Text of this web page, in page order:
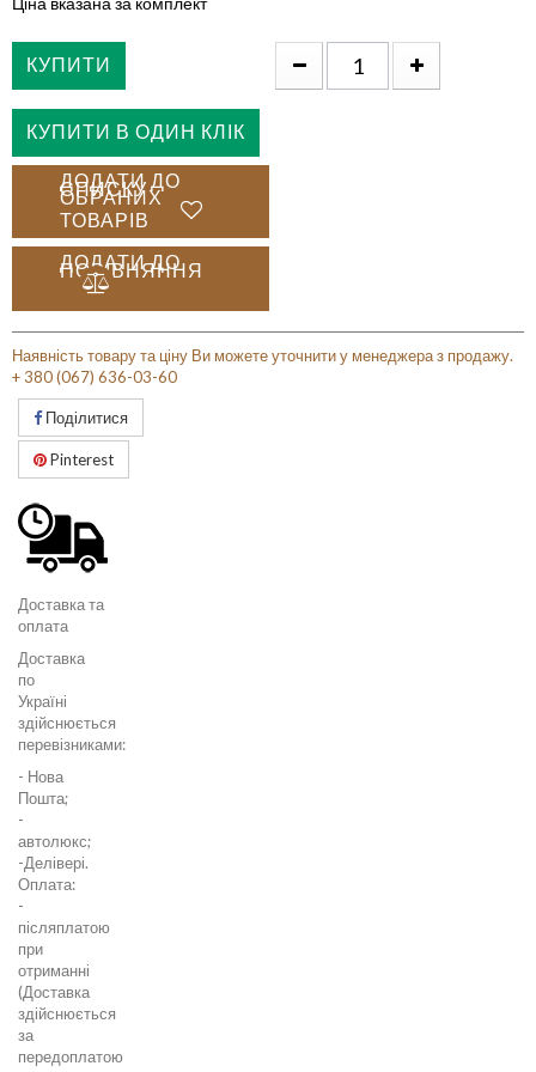
КУПИТИ
КУПИТИ В ОДИН КЛІК
ДОДАТИ ДО
СПИСКУ
ОБРАНИХ
ТОВАРІВ
ДОДАТИ ДО
ПОРІВНЯННЯ
Наявність товару та ціну Ви можете уточнити у менеджера з продажу.
+ 380 (067) 636-03-60
Поділитися
Pinterest
Доставка та
оплата
Доставка
по
Україні
здійснюється
перевізниками:
- Нова
Пошта;
-
автолюкс;
-Делівері.
Оплата:
-
післяплатою
при
отриманні
(Доставка
здійснюється
за
передоплатою